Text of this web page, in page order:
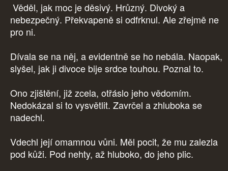
Věděl, jak moc je děsivý. Hrůzný. Divoký a
nebezpečný. Překvapeně si odfrknul. Ale zřejmě ne
pro ni.
Dívala se na něj, a evidentně se ho nebála. Naopak,
slyšel, jak ji divoce bije srdce touhou. Poznal to.
Ono zjištění, již zcela, otřáslo jeho vědomím.
Nedokázal si to vysvětlit. Zavrčel a zhluboka se
nadechl.
Vdechl její omamnou vůni. Měl pocit, že mu zalezla
pod kůži. Pod nehty, až hluboko, do jeho plic.